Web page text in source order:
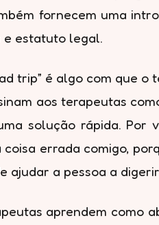
fornecem uma
e estatuto legal.
trip” é algo com que
aos terapeutas
solução rápida. Por
coisa errada comigo,
ajudar a pessoa a
aprendem como